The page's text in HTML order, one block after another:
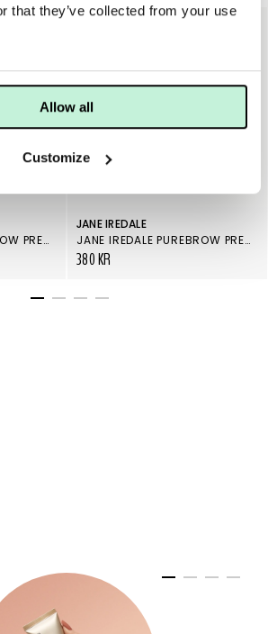
that they’ve collected from your use
Allow all
Customize
JANE IREDALE PUREBROW PRECISION PENCIL ASH BLONDE
JANE IREDALE
JANE IREDALE PUREBROW PRECISION PENCIL SOFT BLACK
380 KR